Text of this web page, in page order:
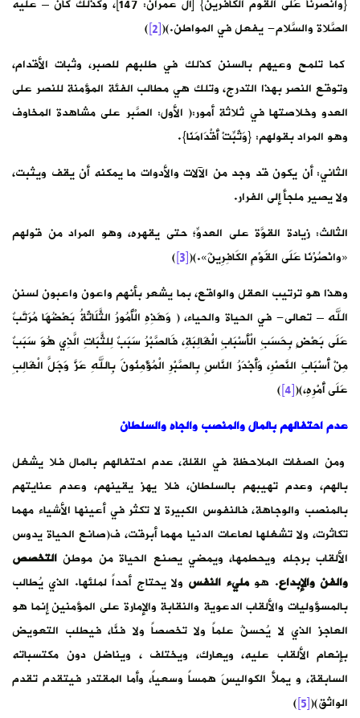
الصَّلاة والسَّلام- يفعل في المواطن.)([2]
)
كما تلمح وعيهم بالسنن كذلك في طلبهم للصبر، وثبات الأقدام،
وتوقع النصر بهذا التدرج، وتلك هي مطالب الفئة المؤمنة للنصر على
العدو وخلاصتها في ثلاثة أمور:( الأول: الصَّبر على مشاهدة المخاوف
وهو المراد بقولهم: {وَثَبِّتْ أَقْدَامَنَا}.
الثاني: أن يكون قد وجد من الآلات والأدوات ما يمكنه أن يقف ويثبت،
ولا يصير ملجأ إلى الفرار.
الثالث: زيادة القوَّة على العدوِّ؛ حتى يقهره، وهو المراد من قولهم
«وانْصُرْنَا عَلَى القَوْمِ الكَافِرِينَ».)([3]
)
وهذا هو ترتيب العقل والواقع، بما يشعر بأنهم واعون واعبون لسنن
الله – تعالى- في الحياة والحياء، ( وَهَذِهِ الْأُمُورُ الثَّلَاثَةُ بَعْضُهَا مُرَتَّبٌ
عَلَى بَعْضٍ بِحَسَبِ الْأَسْبَابِ الْغَالِبَةِ، فَالصَّبْرُ سَبَبٌ لِلثَّبَاتِ الَّذِي هُوَ سَبَبٌ
مِنْ أَسْبَابِ النَّصْرِ، وَأَجْدَرُ النَّاسِ بِالصَّبْرِ الْمُؤْمِنُونَ بِاللهِ عَزَّ وَجَلَّ الْغَالِبِ
عَلَى أَمْرِهِ،)([4]
)
عدم احتفالهم بالمال والمنصب والجاه والسلطان
ومن الصفات الملاحظة في القلة، عدم احتفالهم بالمال فلا يشغل
بالهم، وعدم تهيبهم بالسلطان، فلا يهز يقينهم، وعدم عنايتهم
بالمنصب والوجاهة، فالنفوس الكبيرة لا تكثر في أعينها الأشياء مهما
تكاثرت، ولا تشغلها لعاعات الدنيا مهما أبرقت، ف(صانع الحياة يدوس
الألقاب برجله ويحطمها، ويمضي يصنع الحياة من موطن التخصص
والفن والإبداع. هومليء النفس ولا يحتاج أحداً لملئها. الذي يُطالب
بالمسؤوليات والألقاب الدعوية والنقابة والإمارة على المؤمنين إنما هو
العاجز الذي لا يُحسنُ علماً ولا تخصصاً ولا فنّاً، فيطلب التعويض
بإنعام الألقاب عليه، ويعارك، ويختلف ، ويناضل دون مكتسباته
السابقة، و يملأ الكواليسَ همساً وسعياً، وأما المقتدر فيتقدم تقدم
الواثق)([5]
)